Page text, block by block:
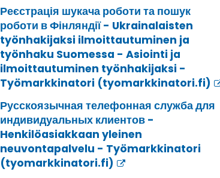
Реєстрація шукача роботи та пошук
роботи в Фінляндії - Ukrainalaisten
työnhakijaksi ilmoittautuminen ja
työnhaku Suomessa - Asiointi ja
ilmoittautuminen työnhakijaksi -
Työmarkkinatori (tyomarkkinatori.fi)
Русскоязычная телефонная служба для
индивидуальных клиентов -
Henkilöasiakkaan yleinen
neuvontapalvelu - Työmarkkinatori
(tyomarkkinatori.fi)